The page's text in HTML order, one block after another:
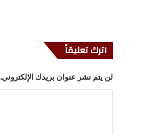
اترك تعليقاً
لن يتم نشر عنوان بريدك الإلكتروني.